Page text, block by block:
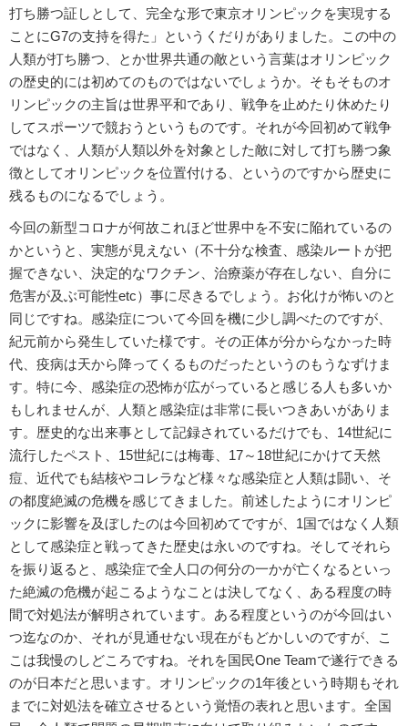
打ち勝つ証しとして、完全な形で東京オリンピックを実現する
ことにG7の支持を得た」というくだりがありました。この中の
人類が打ち勝つ、とか世界共通の敵という言葉はオリンピック
の歴史的には初めてのものではないでしょうか。そもそものオ
リンピックの主旨は世界平和であり、戦争を止めたり休めたり
してスポーツで競おうというものです。それが今回初めて戦争
ではなく、人類が人類以外を対象とした敵に対して打ち勝つ象
徴としてオリンピックを位置付ける、というのですから歴史に
残るものになるでしょう。
今回の新型コロナが何故これほど世界中を不安に陥れているの
かというと、実態が見えない（不十分な検査、感染ルートが把
握できない、決定的なワクチン、治療薬が存在しない、自分に
危害が及ぶ可能性etc）事に尽きるでしょう。お化けが怖いのと
同じですね。感染症について今回を機に少し調べたのですが、
紀元前から発生していた様です。その正体が分からなかった時
代、疫病は天から降ってくるものだったというのもうなずけま
す。特に今、感染症の恐怖が広がっていると感じる人も多いか
もしれませんが、人類と感染症は非常に長いつきあいがありま
す。歴史的な出来事として記録されているだけでも、14世紀に
流行したペスト、15世紀には梅毒、17～18世紀にかけて天然
痘、近代でも結核やコレラなど様々な感染症と人類は闘い、そ
の都度絶滅の危機を感じてきました。前述したようにオリンピ
ックに影響を及ぼしたのは今回初めてですが、1国ではなく人類
として感染症と戦ってきた歴史は永いのですね。そしてそれら
を振り返ると、感染症で全人口の何分の一かが亡くなるといっ
た絶滅の危機が起こるようなことは決してなく、ある程度の時
間で対処法が解明されています。ある程度というのが今回はい
つ迄なのか、それが見通せない現在がもどかしいのですが、こ
こは我慢のしどころですね。それを国民One Teamで遂行できる
のが日本だと思います。オリンピックの1年後という時期もそれ
までに対処法を確立させるという覚悟の表れと思います。全国